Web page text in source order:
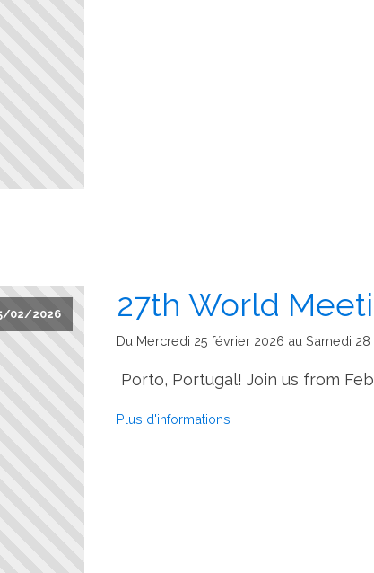
02/2026 27th World
Du Mercredi 25 février 2026 au Samedi
Porto, Portugal! Join us from
Plus d'informations